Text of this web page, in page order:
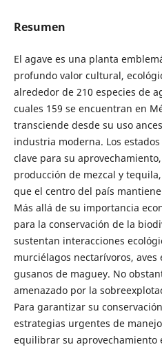
Resumen
El agave es una planta
profundo valor cultural,
alrededor de 210 especies de
cuales 159 se encuentran en
transciende desde su uso
industria moderna. Los estados
clave para su
producción de mezcal y
que el centro del país
Más allá de su importancia
para la conservación de la
sustentan interacciones
murciélagos nectarívoros, aves
gusanos de maguey. No
amenazado por la
Para garantizar su
estrategias urgentes de
equilibrar su aprovechamiento